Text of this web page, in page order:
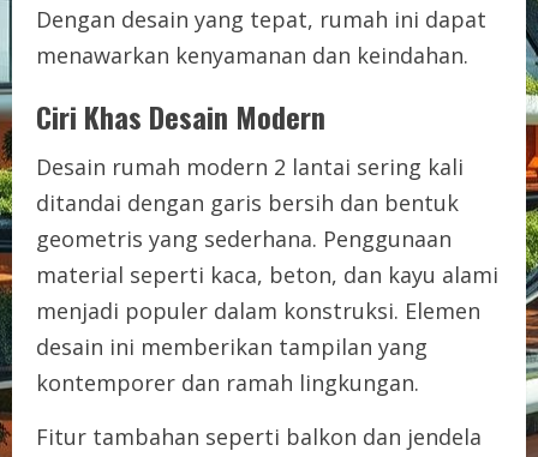
Dengan desain yang tepat, rumah ini dapat
menawarkan kenyamanan dan keindahan.
Ciri Khas Desain Modern
Desain rumah modern 2 lantai sering kali
ditandai dengan garis bersih dan bentuk
geometris yang sederhana. Penggunaan
material seperti kaca, beton, dan kayu alami
menjadi populer dalam konstruksi. Elemen
desain ini memberikan tampilan yang
kontemporer dan ramah lingkungan.
Fitur tambahan seperti balkon dan jendela